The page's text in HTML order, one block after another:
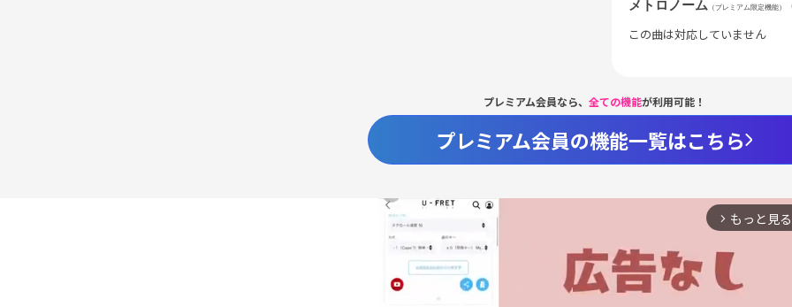
メトロノーム （プレミアム限定機能）
この曲は対応していません
プレミアム会員なら、 全ての機能が利用可能！
プレミアム会員の機能一覧はこちら
arrow_forward_ios もっと見る